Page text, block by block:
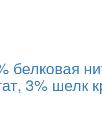
3% шелк